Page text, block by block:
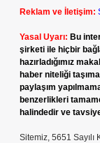
Reklam ve İletişim:
Yasal Uyarı: Bu
şirketi ile hiçbir
hazırladığımız
haber niteliği
paylaşım
benzerlikleri
halindedir ve
Sitemiz, 5651